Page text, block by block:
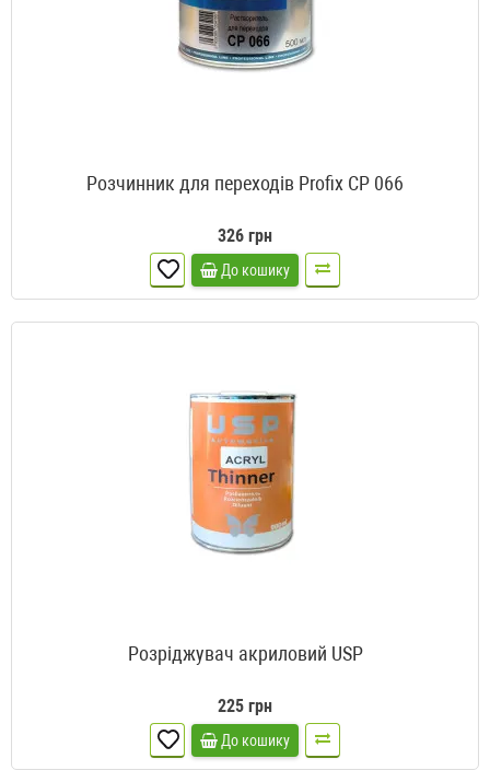
Розчинник для переходів Profix CP 066
326 грн
До кошику
Розріджувач акриловий USP
225 грн
До кошику